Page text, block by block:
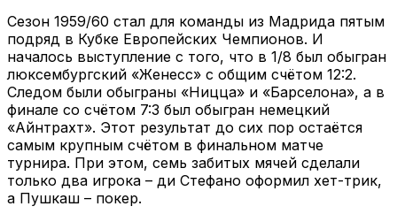
Сезон 1959/60 стал для команды из Мадрида пятым
подряд в Кубке Европейских Чемпионов. И
началось выступление с того, что в 1/8 был обыгран
люксембургский «Женесс» с общим счётом 12:2.
Следом были обыграны «Ницца» и «Барселона», а в
финале со счётом 7:3 был обыгран немецкий
«Айнтрахт». Этот результат до сих пор остаётся
самым крупным счётом в финальном матче
турнира. При этом, семь забитых мячей сделали
только два игрока – ди Стефано оформил хет-трик,
а Пушкаш – покер.